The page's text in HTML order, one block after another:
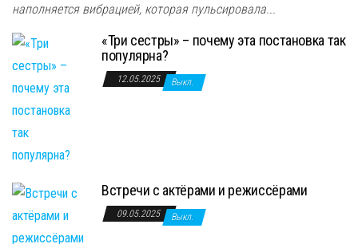
наполняется вибрацией, которая пульсировала...
«Три сестры» – почему эта постановка так
популярна?
12.05.2025 Выкл.
Встречи с актёрами и режиссёрами
09.05.2025 Выкл.